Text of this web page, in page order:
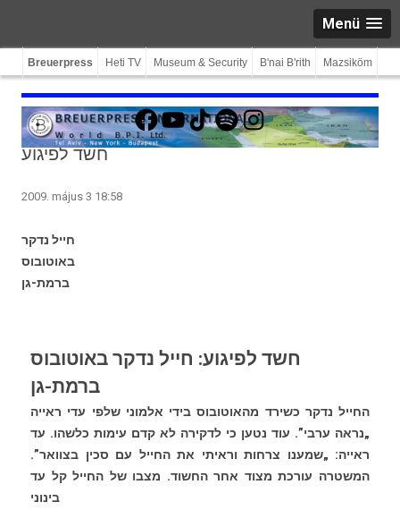
Menü
Breuerpress Heti TV Museum & Security B'nai B'rith Mazsiköm
Facebook
YouTube
TikTokSpotifyInstagram
חשד לפיגוע
2009. május 3 18:58
חייל נדקר
באוטובוס
ברמת-גן
חשד לפיגוע: חייל נדקר באוטובוס
ברמת-גן
החייל נדקר כשירד מהאוטובוס בידי אלמוני שלפי עדי ראייה
„נראה ערבי”. עוד נטען כי לדקירה לא קדם עימות כלשהו. עד
ראייה: „שמענו צרחות וראיתי את החייל עם סכין בצוואר”.
המשטרה עורכת מצוד אחר החשוד. מצבו של החייל קל עד
בינוני